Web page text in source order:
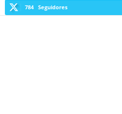
784 Seguidores